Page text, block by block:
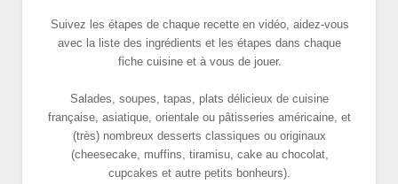
Suivez les étapes de chaque recette en vidéo, aidez-vous
avec la liste des ingrédients et les étapes dans chaque
fiche cuisine et à vous de jouer.
Salades, soupes, tapas, plats délicieux de cuisine
française, asiatique, orientale ou pâtisseries américaine, et
(très) nombreux desserts classiques ou originaux
(cheesecake, muffins, tiramisu, cake au chocolat,
cupcakes et autre petits bonheurs).